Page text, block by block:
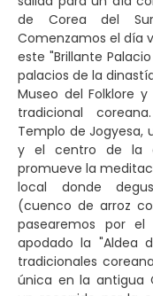
de Corea del
Comenzamos el día
este "Brillante
palacios de la
Museo del Folklore
tradicional
Templo de Jogyesa,
y el centro de la
promueve la
local donde
(cuenco de arroz
pasearemos por
apodado la "Aldea
tradicionales
única en la antigua